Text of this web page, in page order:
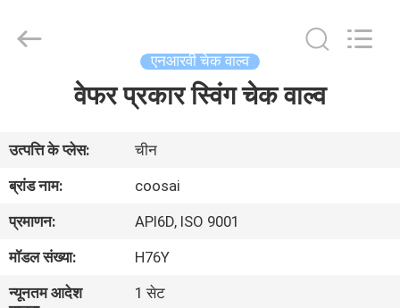
उत्पाद
हमारे
बारे
group.
एनआरवी चेक वाल्व
वेफर प्रकार स्विंग चेक वाल्व
उत्पत्ति के प्लेस:
चीन
ब्रांड नाम:
coosai
प्रमाणन:
API6D, ISO 9001
मॉडल संख्या:
H76Y
न्यूनतम आदेश
1 सेट